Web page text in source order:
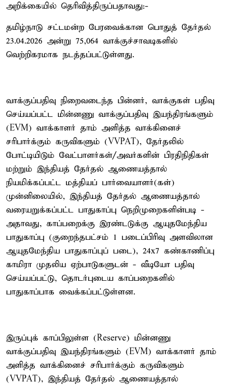
அறிக்கையில் தெரிவித்திருப்பதாவது:-
தமிழ்நாடு சட்டமன்ற பேரவைக்கான பொதுத் தேர்தல்
23.04.2026 அன்று 75,064 வாக்குச்சாவடிகளில்
வெற்றிகரமாக நடத்தப்பட்டுள்ளது.
வாக்குப்பதிவு நிறைவடைந்த பின்னர், வாக்குகள் பதிவு
செய்யப்பட்ட மின்னணு வாக்குப்பதிவு இயந்திரங்களும்
(EVM) வாக்காளர் தாம் அளித்த வாக்கினைச்
சரிபார்க்கும் கருவிகளும் (VVPAT), தேர்தலில்
போட்டியிடும் வேட்பாளர்கள்/அவர்களின் பிரதிநிதிகள்
மற்றும் இந்தியத் தேர்தல் ஆணையத்தால்
நியமிக்கப்பட்ட மத்தியப் பார்வையாளர்(கள்)
முன்னிலையில், இந்தியத் தேர்தல் ஆணையத்தால்
வரையறுக்கப்பட்ட பாதுகாப்பு நெறிமுறைகளின்படி -
அதாவது, காப்பறைக்கு இரண்டடுக்கு ஆயுதமேந்திய
பாதுகாப்பு (குறைந்தபட்சம் 1 படைப்பிரிவு அளவிலான
ஆயுதமேந்திய பாதுகாப்புப் படை), 24x7 கண்காணிப்பு
காமிரா முதலிய ஏற்பாடுகளுடன் - வீடியோ பதிவு
செய்யப்பட்டு, தொடர்புடைய காப்பறைகளில்
பாதுகாப்பாக வைக்கப்பட்டுள்ளன.
இருப்புக் காப்பிலுள்ள (Reserve) மின்னணு
வாக்குப்பதிவு இயந்திரங்களும் (EVM) வாக்காளர் தாம்
அளித்த வாக்கினைச் சரிபார்க்கும் கருவிகளும்
(VVPAT), இந்தியத் தேர்தல் ஆணையத்தால்